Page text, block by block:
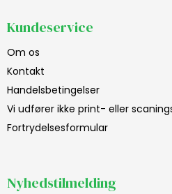
Kundeservice
Om os
Kontakt
Handelsbetingelser
Vi udfører ikke print- eller
Fortrydelsesformular
Nyhedstilmelding